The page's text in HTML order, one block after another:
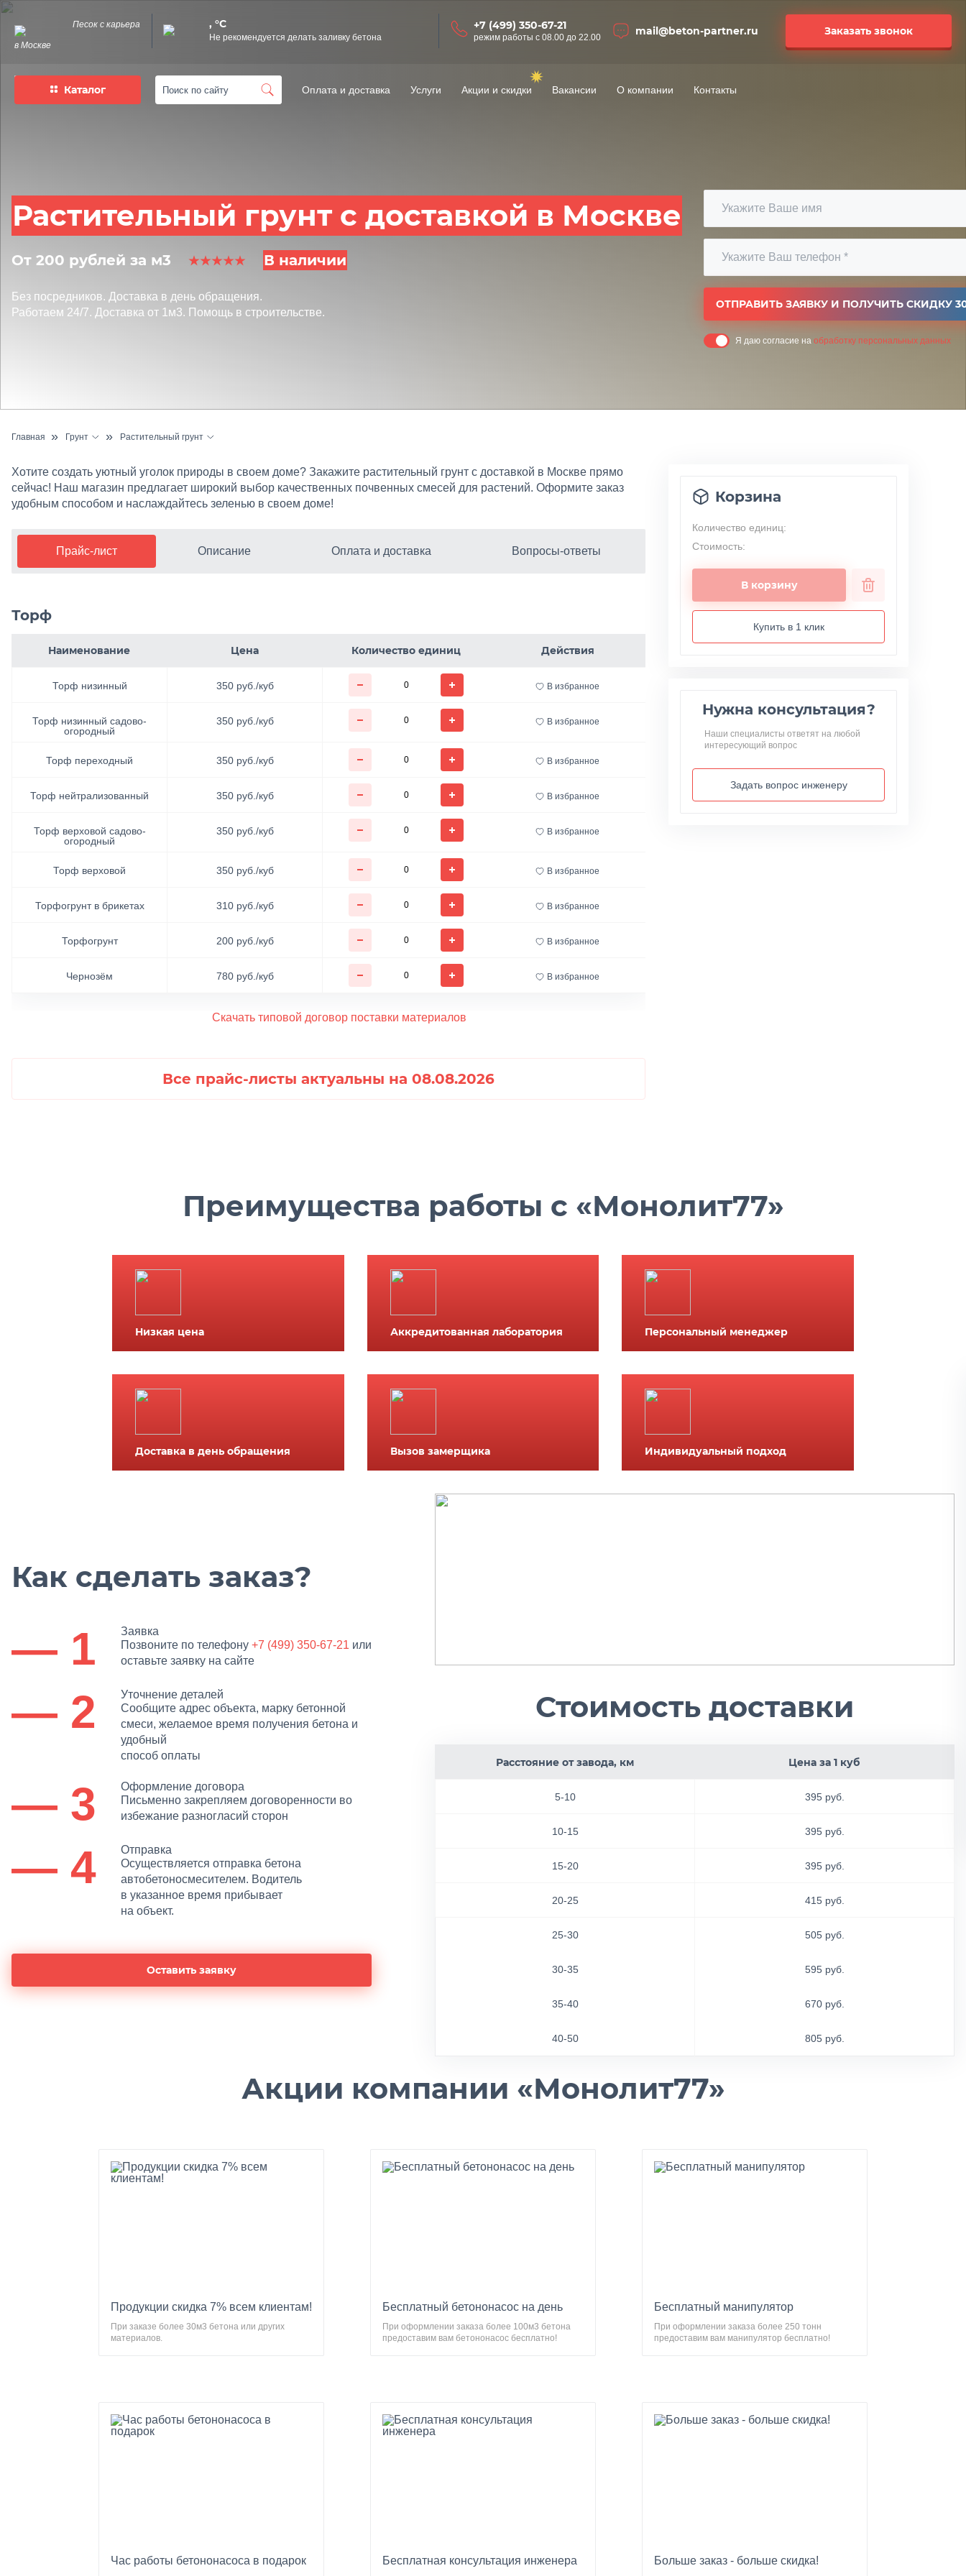
Песок с карьера
в Москве
, °C
Не рекомендуется делать заливку бетона
+7 (499) 350-67-21
режим работы с 08.00 до 22.00 mail@beton-partner.ru Заказать звонок
Каталог Оплата и доставка Услуги Акции и скидки Вакансии О компании Контакты
Растительный грунт с доставкой в Москве
От 200 рублей за м3 В наличии
Без посредников. Доставка в день обращения.
Работаем 24/7. Доставка от 1м3. Помощь в строительстве.
ОТПРАВИТЬ ЗАЯВКУ И ПОЛУЧИТЬ СКИДКУ
Я даю согласие на обработку персональных данных
Главная
Грунт
Цементный раствор
Песок
Продажа противогололёдных реагентов
Услуги
Вторичные материалы
Стеновые материалы
Растительный грунт
Чернозем
Хотите создать уютный уголок природы в своем доме? Закажите растительный грунт с доставкой в Москве прямо
сейчас! Наш магазин предлагает широкий выбор качественных почвенных смесей для растений. Оформите заказ
удобным способом и наслаждайтесь зеленью в своем доме!
Прайс-лист Описание Оплата и доставка Вопросы-ответы
Торф
Наименование Цена Количество единиц Действия
Торф низинный 350 руб./куб В избранное
Торф низинный садово-
огородный
350 руб./куб В избранное
Торф переходный 350 руб./куб В избранное
Торф нейтрализованный 350 руб./куб В избранное
Торф верховой садово-
огородный
350 руб./куб В избранное
Торф верховой 350 руб./куб В избранное
Торфогрунт в брикетах 310 руб./куб В избранное
Торфогрунт 200 руб./куб В избранное
Чернозём 780 руб./куб В избранное
Скачать типовой договор поставки материалов
Все прайс-листы актуальны на 08.08.2026
Корзина
Количество единиц:
Стоимость:
В корзину
Купить в 1 клик
Нужна консультация?
Наши специалисты ответят на любой
интересующий вопрос
Задать вопрос инженеру
Преимущества работы с «Монолит77»
Низкая цена Аккредитованная лаборатория Персональный менеджер
Доставка в день обращения Вызов замерщика Индивидуальный подход
Как сделать заказ?
— 1
Заявка
Позвоните по телефону +7 (499) 350-67-21 или
оставьте заявку на сайте
— 2
Уточнение деталей
Сообщите адрес объекта, марку бетонной
смеси, желаемое время получения бетона и
удобный
способ оплаты
— 3
Оформление договора
Письменно закрепляем договоренности во
избежание разногласий сторон
— 4
Отправка
Осуществляется отправка бетона
автобетоносмесителем. Водитель
в указанное время прибывает
на объект.
Оставить заявку
Стоимость доставки
Расстояние от завода, км Цена за 1 куб
5-10 395 руб.
10-15 395 руб.
15-20 395 руб.
20-25 415 руб.
25-30 505 руб.
30-35 595 руб.
35-40 670 руб.
40-50 805 руб.
Акции компании «Монолит77»
Продукции скидка 7% всем клиентам!
При заказе более 30м3 бетона или других
материалов.
Бесплатный бетононасос на день
При оформлении заказа более 100м3 бетона
предоставим вам бетононасос бесплатно!
Бесплатный манипулятор
При оформлении заказа более 250 тонн
предоставим вам манипулятор бесплатно!
Час работы бетононасоса в подарок Бесплатная консультация инженера Больше заказ - больше скидка!